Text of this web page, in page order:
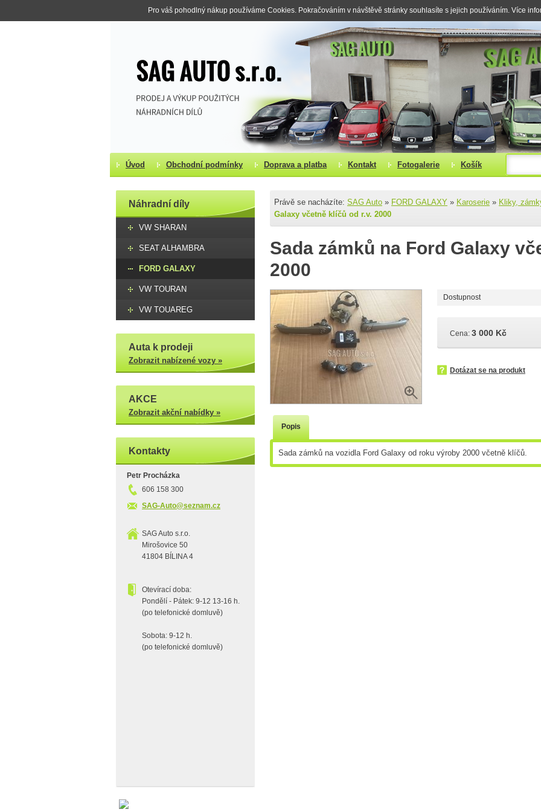
Pro váš pohodlný nákup používáme Cookies. Pokračováním v návštěvě stránky souhlasíte s jejich používáním. Více
Úvod Obchodní podmínky Doprava a platba Kontakt Fotogalerie Košík
Náhradní díly
VW SHARAN
SEAT ALHAMBRA
FORD GALAXY
VW TOURAN
VW TOUAREG
Auta k prodeji
Zobrazit nabízené vozy »
AKCE
Zobrazit akční nabídky »
Kontakty
Petr Procházka
606 158 300
SAG-Auto@seznam.cz
SAG Auto s.r.o.
Mirošovice 50
41804 BÍLINA 4
Otevírací doba:
Pondělí - Pátek: 9-12 13-16 h.
(po telefonické domluvě)
Sobota: 9-12 h.
(po telefonické domluvě)
Právě se nacházíte: SAG Auto » FORD GALAXY » Karoserie » Kliky,
Galaxy včetně klíčů od r.v. 2000
Sada zámků na Ford Galaxy
2000
Dostupnost
Cena: 3 000 Kč
Dotázat se na produkt
Popis
Sada zámků na vozidla Ford Galaxy od roku výroby 2000 včetně klíčů.